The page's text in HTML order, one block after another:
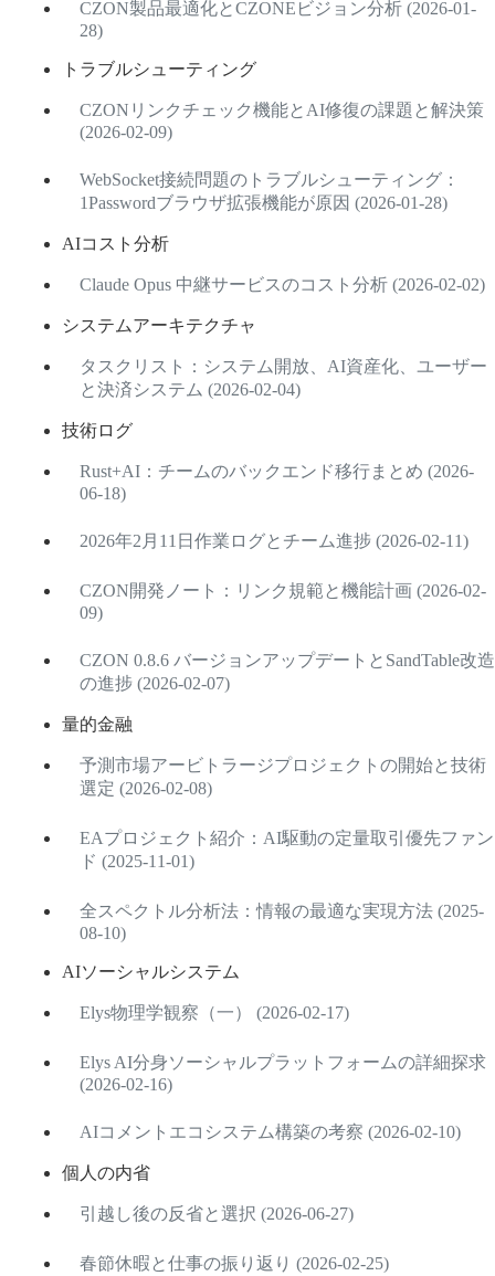
CZON製品最適化とCZONEビジョン分析 (2026-01-
28)
トラブルシューティング
CZONリンクチェック機能とAI修復の課題と解決策
(2026-02-09)
WebSocket接続問題のトラブルシューティング：
1Passwordブラウザ拡張機能が原因 (2026-01-28)
AIコスト分析
Claude Opus 中継サービスのコスト分析 (2026-02-02)
システムアーキテクチャ
タスクリスト：システム開放、AI資産化、ユーザー
と決済システム (2026-02-04)
技術ログ
Rust+AI：チームのバックエンド移行まとめ (2026-
06-18)
2026年2月11日作業ログとチーム進捗 (2026-02-11)
CZON開発ノート：リンク規範と機能計画 (2026-02-
09)
CZON 0.8.6 バージョンアップデートとSandTable改造
の進捗 (2026-02-07)
量的金融
予測市場アービトラージプロジェクトの開始と技術
選定 (2026-02-08)
EAプロジェクト紹介：AI駆動の定量取引優先ファン
ド (2025-11-01)
全スペクトル分析法：情報の最適な実現方法 (2025-
08-10)
AIソーシャルシステム
Elys物理学観察（一） (2026-02-17)
Elys AI分身ソーシャルプラットフォームの詳細探求
(2026-02-16)
AIコメントエコシステム構築の考察 (2026-02-10)
個人の内省
引越し後の反省と選択 (2026-06-27)
春節休暇と仕事の振り返り (2026-02-25)